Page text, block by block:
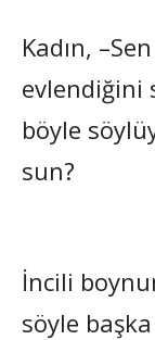
Kadın,
evlendiğini
böyle
sun?
İncili
söyle